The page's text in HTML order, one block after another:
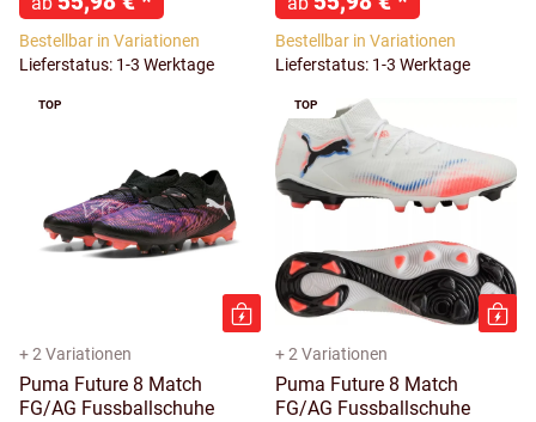
Bestellbar in Variationen
Lieferstatus: 1-3 Werktage
Bestellbar in Variationen
Lieferstatus: 1-3 Werktage
TOP
+ 2 Variationen
Puma Future 8 Match
FG/AG Fussballschuhe
TOP
+ 2 Variationen
Puma Future 8 Match
FG/AG Fussballschuhe